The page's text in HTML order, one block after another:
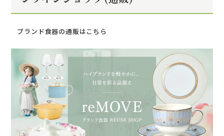
ブランド食器の通販はこちら